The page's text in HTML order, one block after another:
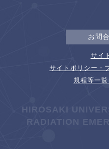
お問
サイ
サイトポリシー・
規程等一覧
HIROSAKI
RADIATION